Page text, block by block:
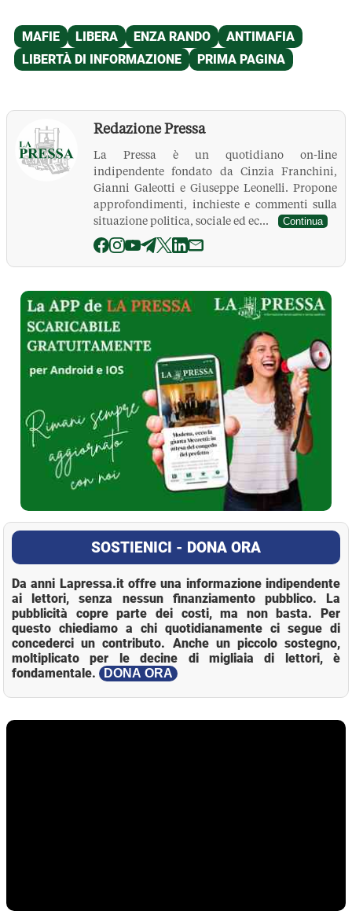
Redazione Pressa
La Pressa è un quotidiano on-line
indipendente fondato da Cinzia Franchini,
Gianni Galeotti e Giuseppe Leonelli. Propone
approfondimenti, inchieste e commenti sulla
situazione politica, sociale ed ec...
Continua
La Pressa
SOSTIENICI - DONA ORA
Da anni Lapressa.it offre una informazione indipendente
ai lettori, senza nessun finanziamento pubblico. La
pubblicità copre parte dei costi, ma non basta. Per
questo chiediamo a chi quotidianamente ci segue di
concederci un contributo. Anche un piccolo sostegno,
moltiplicato per le decine di migliaia di lettori, è
fondamentale.
DONA ORA